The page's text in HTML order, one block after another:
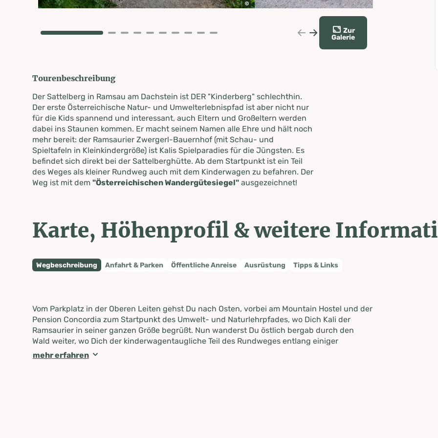
Zur
Galerie
Tourenbeschreibung
Der Sattelberg in Ramsau am Dachstein ist DER "Kinderberg" schlechthin.
Der erste Österreichische Natur- und Umwelterlebnispfad ist aber nicht nur
für die Kids spannend und interessant, auch Eltern und Großeltern werden
dabei ins Staunen kommen. Er macht seinem Namen alle Ehre und hält noch
mehr bereit: der Ramsaurier Zwergerl-Bauernhof (mit Schau- und
Spieltafeln in Kleinkindergröße) ist Kalis Spielparadies für die Jüngsten. Es
befindet sich direkt bei der Sattelberghütte. Ab dem Startpunkt ist ein Teil
des Weges als kleiner Rundweg auch mit dem Kinderwagen zu befahren. Der
Weg ist mit dem "Österreichischen Wandergütesiegel"ausgezeichnet!
Karte, Höhenprofil & weitere
Wegbeschreibung Anfahrt & Parken Öffentliche Anreise Ausrüstung Tipps & Links
Vom Parkplatz in der Oberen Leiten gehst Du nach Osten, vorbei am Mountain Hostel und der
Pension Concordia zum Startpunkt des Umwelt- und Naturlehrpfades, wo Dich Kali der
Ramsaurier in seiner ganzen Größe begrüßt. Nun wanderst Du östlich bergab durch den
Wald weiter, wo Dich der kinderwagentaugliche Teil des Rundweges entlang einiger
Stationen zur Sattelberghütte bringt. Zurück geht es auf dem selben Weg bzw. entlang einer
mehr erfahren